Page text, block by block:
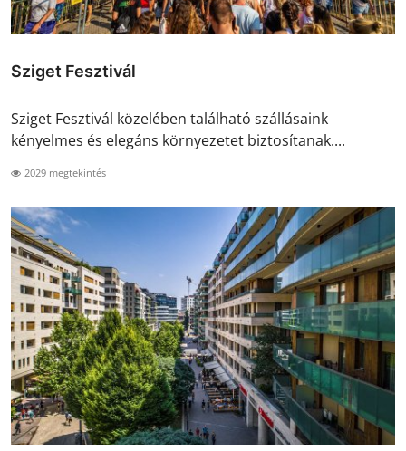
Sziget Fesztivál
Sziget Fesztivál közelében található szállásaink
kényelmes és elegáns környezetet biztosítanak....
2029 megtekintés